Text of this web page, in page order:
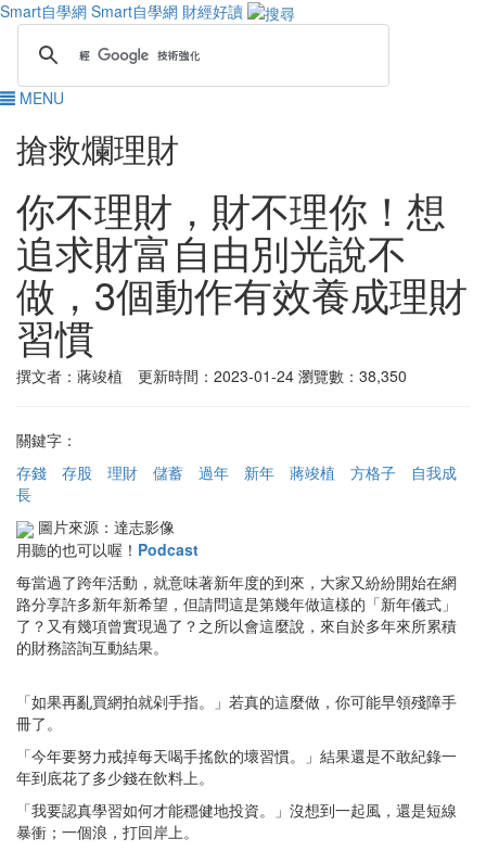
Smart自學網 Smart自學網 財經好讀
MENU
搶救爛理財
你不理財，財不理你！想
追求財富自由別光說不
做，3個動作有效養成理財
習慣
撰文者：蔣竣植 更新時間：2023-01-24 瀏覽數：38,350
關鍵字：
存錢
存股 理財 儲蓄 過年 新年 蔣竣植 方格子
自我成
長
圖片來源：達志影像
用聽的也可以喔！ Podcast
每當過了跨年活動，就意味著新年度的到來，大家又紛紛開始在網
路分享許多新年新希望，但請問這是第幾年做這樣的「新年儀式」
了？又有幾項曾實現過了？之所以會這麼說，來自於多年來所累積
的財務諮詢互動結果。
「如果再亂買網拍就剁手指。」若真的這麼做，你可能早領殘障手
冊了。
「今年要努力戒掉每天喝手搖飲的壞習慣。」結果還是不敢紀錄一
年到底花了多少錢在飲料上。
「我要認真學習如何才能穩健地投資。」沒想到一起風，還是短線
暴衝；一個浪，打回岸上。